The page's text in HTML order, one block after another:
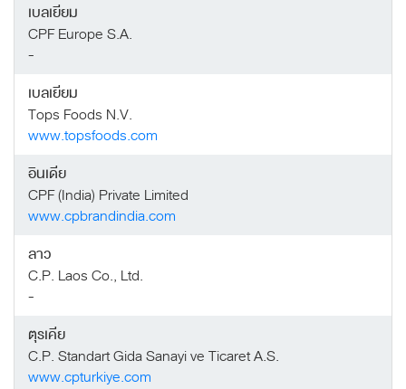
เบลเยียม
CPF Europe S.A.
-
เบลเยียม
Tops Foods N.V.
www.topsfoods.com
อินเดีย
CPF (India) Private Limited
www.cpbrandindia.com
ลาว
C.P. Laos Co., Ltd.
-
ตุรเคีย
C.P. Standart Gida Sanayi ve Ticaret A.S.
www.cpturkiye.com